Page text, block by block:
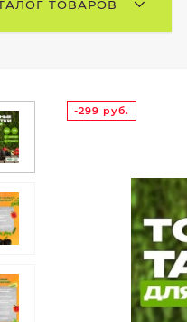
ТОВАРОВ
-299 руб.